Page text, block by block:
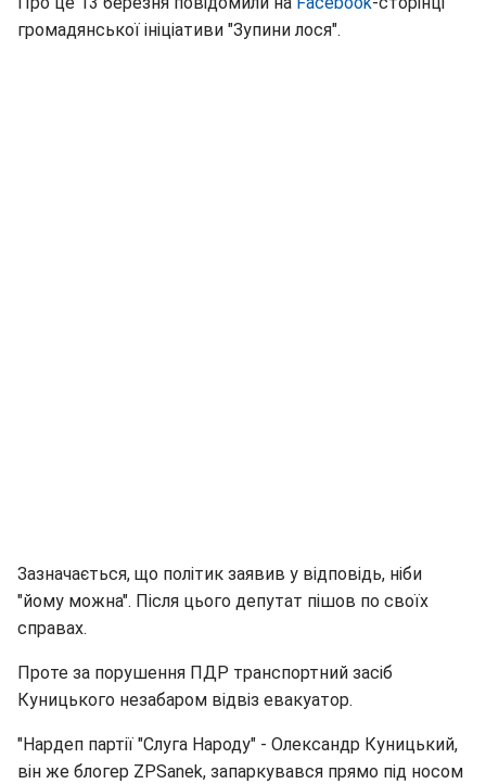
громадянської ініціативи "Зупини лося".
Зазначається, що політик заявив у відповідь, ніби
"йому можна". Після цього депутат пішов по своїх
справах.
Проте за порушення ПДР транспортний засіб
Куницького незабаром відвіз евакуатор.
"Нардеп партії "Слуга Народу" - Олександр Куницький,
він же блогер ZPSanek, запаркувався прямо під носом